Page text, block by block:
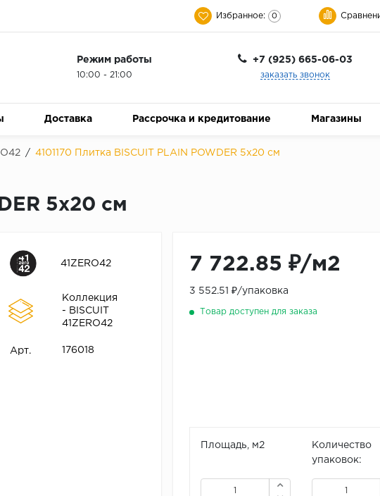
Избранное: 0
Режим работы
10:00 - 21:00
+7 (925) 665-06-03
заказать звонок
Доставка Рассрочка и кредитование Магазины
/ 4101170 Плитка BISCUIT PLAIN POWDER 5x20 см
5x20 см
41ZERO42
Коллекция
- BISCUIT
41ZERO42
Арт. 176018
7 722.85 ₽/м2
3 552.51 ₽/упаковка
Товар доступен для заказа
Площадь, м2
Количество
упаковок: